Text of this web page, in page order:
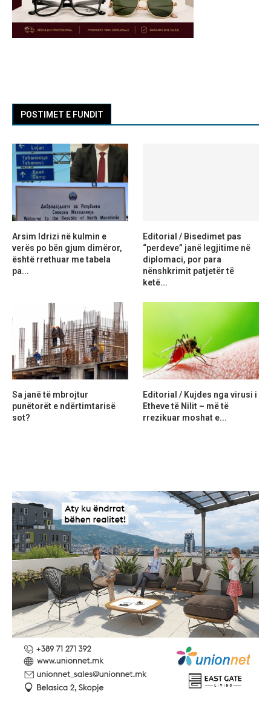
POSTIMET E FUNDIT
Arsim Idrizi në kulmin e
verës po bën gjum dimëror,
është rrethuar me tabela
pa...
Editorial / Bisedimet pas
“perdeve” janë legjitime në
diplomaci, por para
nënshkrimit patjetër të
ketë...
Sa janë të mbrojtur
punëtorët e ndërtimtarisë
sot?
Editorial / Kujdes nga virusi i
Etheve të Nilit – më të
rrezikuar moshat e...